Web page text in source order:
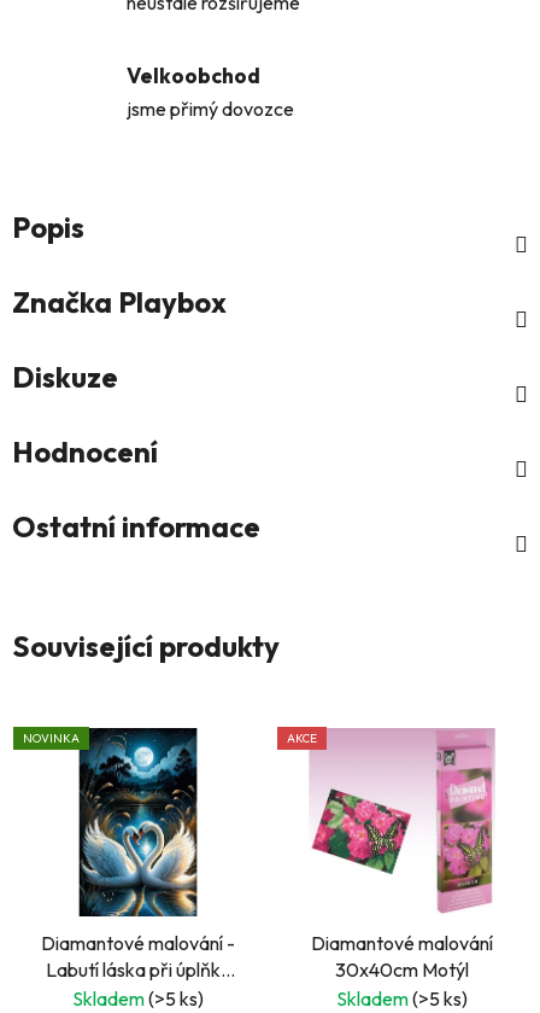
Velkoobchod
jsme přimý dovozce
Popis
Značka Playbox
Diskuze
Hodnocení
Ostatní informace
Související produkty
NOVINKA
Diamantové malování -
Labutí láska při úplňku
30 x 40 cm
Skladem(>5 ks)
AKCE
Diamantové malování
30x40cm Motýl
Skladem(>5 ks)